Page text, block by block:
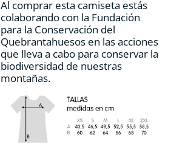
Al comprar esta camiseta estás
colaborando con la Fundación
para la Conservación del
Quebrantahuesos en las acciones
que lleva a cabo para conservar la
biodiversidad de nuestras
montañas.